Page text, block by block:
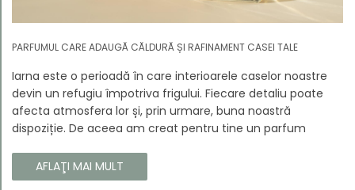
PARFUMUL CARE ADAUGĂ CĂLDURĂ ȘI RAFINAMENT CASEI TALE
Iarna este o perioadă în care interioarele caselor noastre
devin un refugiu împotriva frigului. Fiecare detaliu poate
afecta atmosfera lor și, prin urmare, buna noastră
dispoziție. De aceea am creat pentru tine un parfum
fiecare colț al casei tale cu căldura și magia aromelor de
iarnă. Noua noastră compoziție combină notele picante și
AFLAŢI MAI MULT